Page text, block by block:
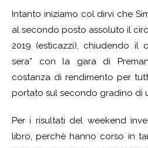
Intanto iniziamo col dirvi che
al secondo posto assoluto il
2019 (esticazzi), chiudendo il
sera” con la gara di
costanza di rendimento per
portato sul secondo gradino di
Per i risultati del weekend
libro, perchè hanno corso in